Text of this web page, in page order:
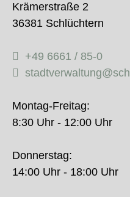
Krämerstraße 2
36381 Schlüchtern
+49 6661 / 85-0
Montag-Freitag:
8:30 Uhr - 12:00 Uhr
Donnerstag:
14:00 Uhr - 18:00 Uhr